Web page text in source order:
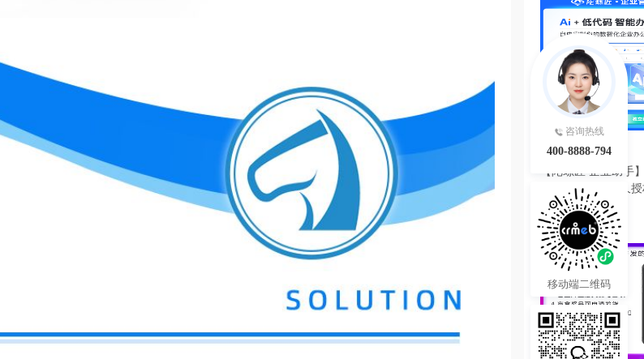
6980.00
【陀螺匠·企业助手
理系统独立版永久
热度 31
咨询热线
400-8888-794
移动端二维码